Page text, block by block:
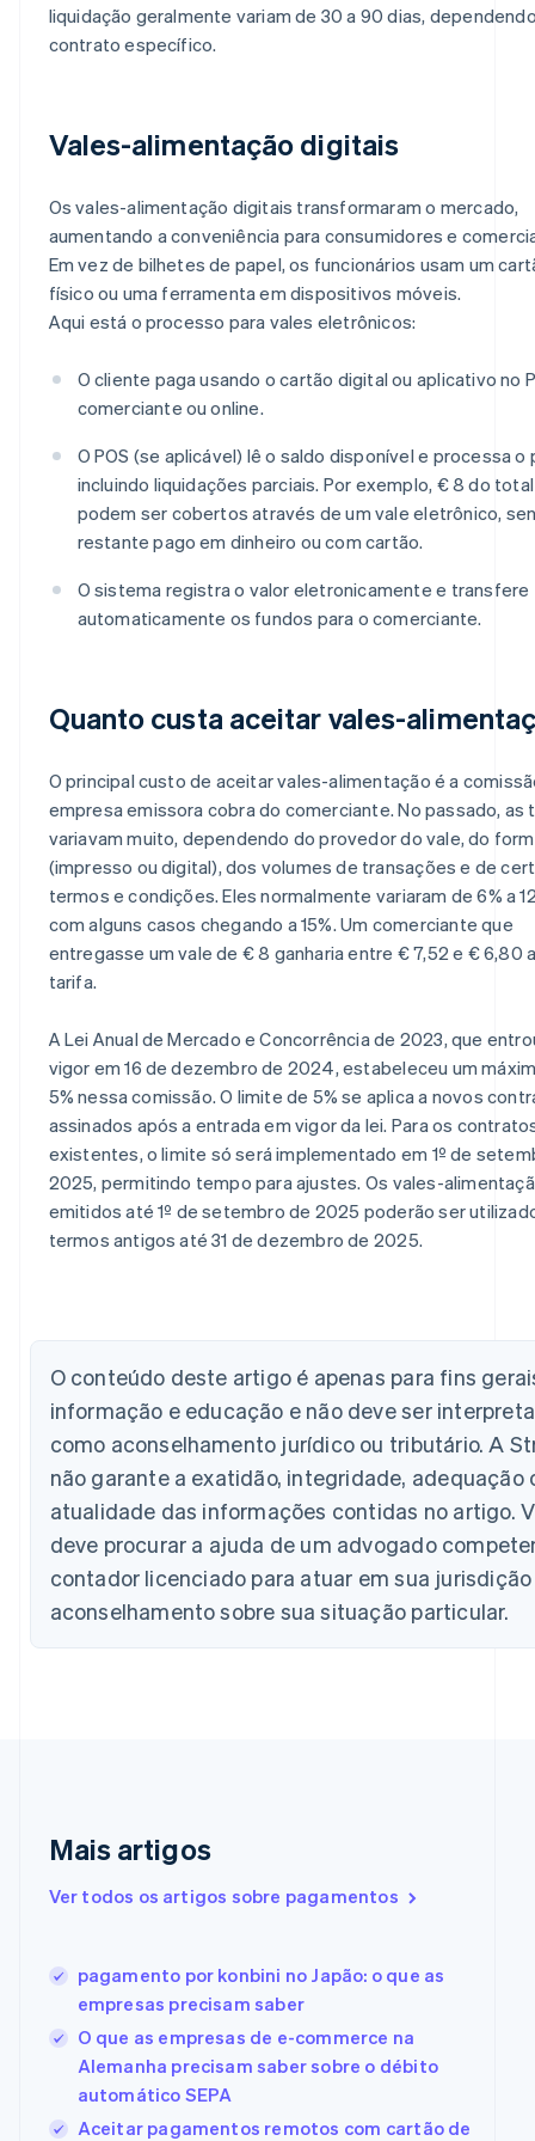
liquidação geralmente variam de 30 a 90 dias,
contrato específico.
Vales-alimentação digitais
Os vales-alimentação digitais transformaram o mercado,
aumentando a conveniência para consumidores e
Em vez de bilhetes de papel, os funcionários usam um
físico ou uma ferramenta em dispositivos móveis.
Aqui está o processo para vales eletrônicos:
O cliente paga usando o cartão digital ou aplicativo no
comerciante ou online.
O POS (se aplicável) lê o saldo disponível e processa o
incluindo liquidações parciais. Por exemplo, € 8 do total
podem ser cobertos através de um vale eletrônico,
restante pago em dinheiro ou com cartão.
O sistema registra o valor eletronicamente e transfere
automaticamente os fundos para o comerciante.
Quanto custa aceitar vales-
O principal custo de aceitar vales-alimentação é a
empresa emissora cobra do comerciante. No passado, as
variavam muito, dependendo do provedor do vale, do
(impresso ou digital), dos volumes de transações e de
termos e condições. Eles normalmente variaram de 6% a
com alguns casos chegando a 15%. Um comerciante que
entregasse um vale de € 8 ganharia entre € 7,52 e € 6,80
tarifa.
A Lei Anual de Mercado e Concorrência de 2023, que
vigor em 16 de dezembro de 2024, estabeleceu um
5% nessa comissão. O limite de 5% se aplica a novos
assinados após a entrada em vigor da lei. Para os
existentes, o limite só será implementado em 1º de
2025, permitindo tempo para ajustes. Os vales-
emitidos até 1º de setembro de 2025 poderão ser
termos antigos até 31 de dezembro de 2025.
O conteúdo deste artigo é apenas para fins
informação e educação e não deve ser
como aconselhamento jurídico ou tributário. A
não garante a exatidão, integridade, adequação
atualidade das informações contidas no artigo.
deve procurar a ajuda de um advogado
contador licenciado para atuar em sua
aconselhamento sobre sua situação particular.
Mais artigos
Ver todos os artigos sobre pagamentos
pagamento por konbini no Japão: o que as
empresas precisam saber
O que as empresas de e-commerce na
Alemanha precisam saber sobre o débito
automático SEPA
Aceitar pagamentos remotos com cartão de
Alemanha
Áustria
Bélgica
NederlandsFrançaisDeutschEnglish
Brasil
Bulgária
English
EnglishFrançais
China continental
简体中文
Chipre
English
English
EnglishItaliano
Estados Unidos
简体中文
Estônia
English
Finlândia
EnglishSvenska